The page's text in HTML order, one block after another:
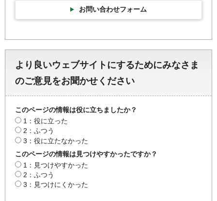
お問い合わせフォーム
より良いウェブサイトにするためにみなさま
のご意見をお聞かせください
このページの情報は役に立ちましたか？
1：役に立った
2：ふつう
3：役に立たなかった
このページの情報は見つけやすかったですか？
1：見つけやすかった
2：ふつう
3：見つけにくかった